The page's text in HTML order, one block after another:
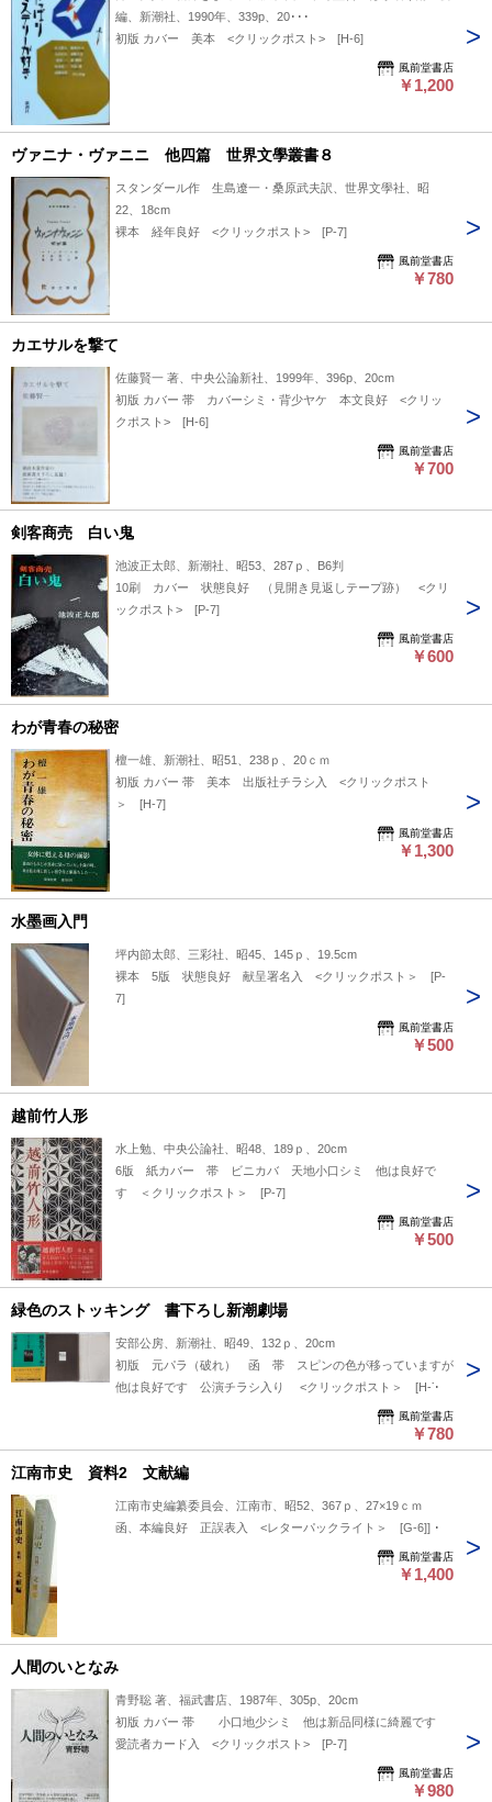
編、新潮社、1990年、339p、20･･･
初版 カバー 美本 <クリックポスト> [H-6]
風前堂書店
￥1,200
ヴァニナ・ヴァニニ 他四篇 世界文學叢書８
スタンダール作 生島遼一・桑原武夫訳、世界文學社、昭
22、18cm
裸本 経年良好 <クリックポスト> [P-7]
風前堂書店
￥780
カエサルを撃て
佐藤賢一 著、中央公論新社、1999年、396p、20cm
初版 カバー 帯 カバーシミ・背少ヤケ 本文良好 <クリッ
クポスト> [H-6]
風前堂書店
￥700
剣客商売 白い鬼
池波正太郎、新潮社、昭53、287ｐ、B6判
10刷 カバー 状態良好 （見開き見返しテープ跡） <クリ
ックポスト> [P-7]
風前堂書店
￥600
わが青春の秘密
檀一雄、新潮社、昭51、238ｐ、20ｃｍ
初版 カバー 帯 美本 出版社チラシ入 <クリックポスト
＞ [H-7]
風前堂書店
￥1,300
水墨画入門
坪内節太郎、三彩社、昭45、145ｐ、19.5cm
裸本 5版 状態良好 献呈署名入 <クリックポスト＞ [P-
7]
風前堂書店
￥500
越前竹人形
水上勉、中央公論社、昭48、189ｐ、20cm
6版 紙カバー 帯 ビニカバ 天地小口シミ 他は良好で
す ＜クリックポスト＞ [P-7]
風前堂書店
￥500
緑色のストッキング 書下ろし新潮劇場
安部公房、新潮社、昭49、132ｐ、20cm
初版 元パラ（破れ） 函 帯 スピンの色が移っていますが
他は良好です 公演チラシ入り <クリックポスト＞ [H-7]
風前堂書店
￥780
江南市史 資料2 文献編
江南市史編纂委員会、江南市、昭52、367ｐ、27×19ｃｍ
函、本編良好 正誤表入 <レターパックライト＞ [G-6]]
風前堂書店
￥1,400
人間のいとなみ
青野聡 著、福武書店、1987年、305p、20cm
初版 カバー 帯 小口地少シミ 他は新品同様に綺麗です
愛読者カード入 <クリックポスト> [P-7]
風前堂書店
￥980